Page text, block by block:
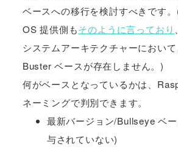
ベースへの移行を検討すべきです
OS 提供側もそのように言っており
システムアーキテクチャーにおい
Buster ベースが存在しません。)
何がベースとなっているかは、
ネーミングで判別できます。
最新バージョン/Bullseye ベ
与されていない)